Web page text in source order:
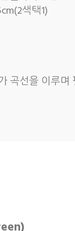
색택1)
곡선을 이루